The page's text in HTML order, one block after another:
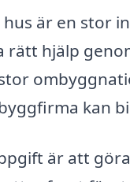
är en stor
hjälp
kan
är att